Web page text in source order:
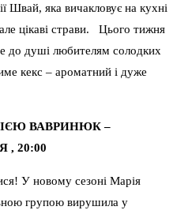
Швай, яка вичакловує на кухні
цікаві страви. Цього тижня
до душі любителям солодких
кекс – ароматний і дуже
ВАВРИНЮК –
, 20:00
У новому сезоні Марія
групою вирушила у